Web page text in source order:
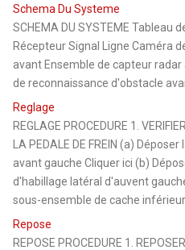
Schema Du Systeme
SCHEMA DU SYSTEME Tableau
Récepteur Signal Ligne Caméra
avant Ensemble de capteur
de reconnaissance d'obstacle
Reglage
REGLAGE PROCEDURE 1.
LA PEDALE DE FREIN (a)
avant gauche Cliquer ici (b)
d'habillage latéral d'auvent
sous-ensemble de cache
Repose
REPOSE PROCEDURE 1.